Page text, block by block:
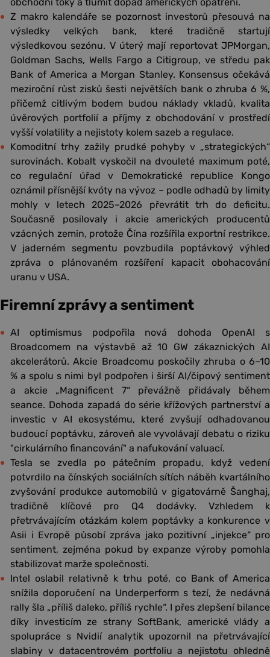
Z makro kalendáře se pozornost investorů přesouvá na
výsledky velkých bank, které tradičně startují
výsledkovou sezónu. V úterý mají reportovat JPMorgan,
Goldman Sachs, Wells Fargo a Citigroup, ve středu pak
Bank of America a Morgan Stanley. Konsensus očekává
meziroční růst zisků šesti největších bank o zhruba 6 %,
přičemž citlivým bodem budou náklady vkladů, kvalita
úvěrových portfolií a příjmy z obchodování v prostředí
vyšší volatility a nejistoty kolem sazeb a regulace.
Komoditní trhy zažily prudké pohyby v „strategických“
surovinách. Kobalt vyskočil na dvouleté maximum poté,
co regulační úřad v Demokratické republice Kongo
oznámil přísnější kvóty na vývoz – podle odhadů by limity
mohly v letech 2025–2026 převrátit trh do deficitu.
Současně posilovaly i akcie amerických producentů
vzácných zemin, protože Čína rozšířila exportní restrikce.
V jaderném segmentu povzbudila poptávkový výhled
zpráva o plánovaném rozšíření kapacit obohacování
uranu v USA.
Firemní zprávy a sentiment
AI optimismus podpořila nová dohoda OpenAI s
Broadcomem na výstavbě až 10 GW zákaznických AI
akcelerátorů. Akcie Broadcomu poskočily zhruba o 6–10
% a spolu s nimi byl podpořen i širší AI/čipový sentiment
a akcie „Magnificent 7“ převážně přidávaly během
seance. Dohoda zapadá do série křížových partnerství a
investic v AI ekosystému, které zvyšují odhadovanou
budoucí poptávku, zároveň ale vyvolávají debatu o riziku
"cirkulárního financování" a nafukování valuací.
Tesla se zvedla po pátečním propadu, když vedení
potvrdilo na čínských sociálních sítích náběh kvartálního
zvyšování produkce automobilů v gigatovárně Šanghaj,
tradičně klíčové pro Q4 dodávky. Vzhledem k
přetrvávajícím otázkám kolem poptávky a konkurence v
Asii i Evropě působí zpráva jako pozitivní „injekce“ pro
sentiment, zejména pokud by expanze výroby pomohla
stabilizovat marže společnosti.
Intel oslabil relativně k trhu poté, co Bank of America
snížila doporučení na Underperform s tezí, že nedávná
rally šla „příliš daleko, příliš rychle“. I přes zlepšení bilance
díky investicím ze strany SoftBank, americké vlády a
spolupráce s Nvidií analytik upozornil na přetrvávající
slabiny v datacentrovém portfoliu a nejistotu ohledně